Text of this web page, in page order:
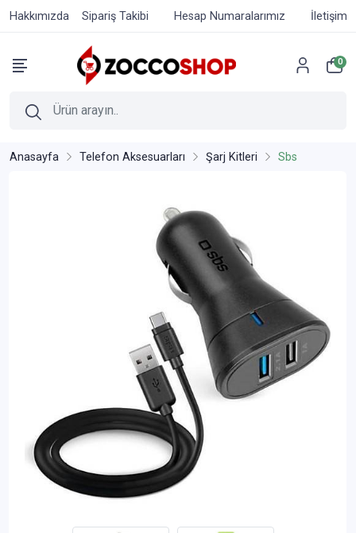
Hakkımızda Sipariş Takibi Hesap Numaralarımız İletişim
0
Anasayfa Telefon Aksesuarları Şarj Kitleri Sbs